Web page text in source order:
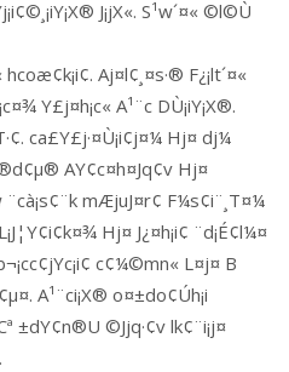
J¡jX«. S¹w´¤« ©l©Ù
Aj¤l¢¸¤s·® F¿¡lt´¤«
Y£j¤h¡c« A¹¨c DÙ¡iY¡X®.
ca£Y£j·¤Ù¡i¢j¤¼ Hj¤ dj¼
AY¢c¤h¤Jq¢v Hj¤
¨cà¡s¢¨k mÆjuJ¤r¢ F¼s¢i¨¸T¤¼
Hj¤ J¿¤h¡i¢ ¨d¡É¢l¼¤
c¢¼©mn« L¤j¤ B
A¹¨ci¡X® o¤±do¢Úh¡i
±dY¢n®U ©Jjq·¢v lk¢¨i¡j¤